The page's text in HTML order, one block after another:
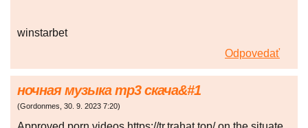
winstarbet
Odpovedať
ночная музыка mp3 скача&#1
(Gordonmes 30. 9. 2023 7:20)